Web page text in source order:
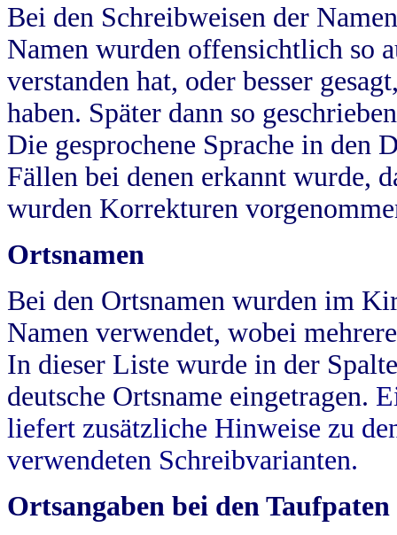
Bei den Schreibweisen der
Namen wurden offensichtlich so
verstanden hat, oder besser
haben. Später dann so
Die gesprochene Sprache in
Fällen bei denen erkannt wurde,
wurden Korrekturen
Ortsnamen
Bei den Ortsnamen wurden im
Namen verwendet, wobei
In dieser Liste wurde in der
deutsche Ortsname eingetragen.
liefert zusätzliche Hinweise zu
verwendeten Schreibvarianten.
Ortsangaben bei den Taufpaten